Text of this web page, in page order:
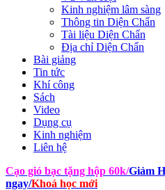
Kinh nghiệm lâm sàng
Thông tin Diện Chẩn
Tài liệu Diện Chẩn
Địa chỉ Diện Chẩn
Bài giảng
Tin tức
Khí công
Sách
Video
Dụng cụ
Kinh nghiệm
Liên hệ
Cạo gió bạc tặng hộp 60k/Giảm
ngay/Khoá học mới